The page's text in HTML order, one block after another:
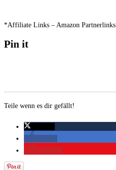
*Affiliate Links – Amazon Partnerlinks
Pin it
Teile wenn es dir gefällt!